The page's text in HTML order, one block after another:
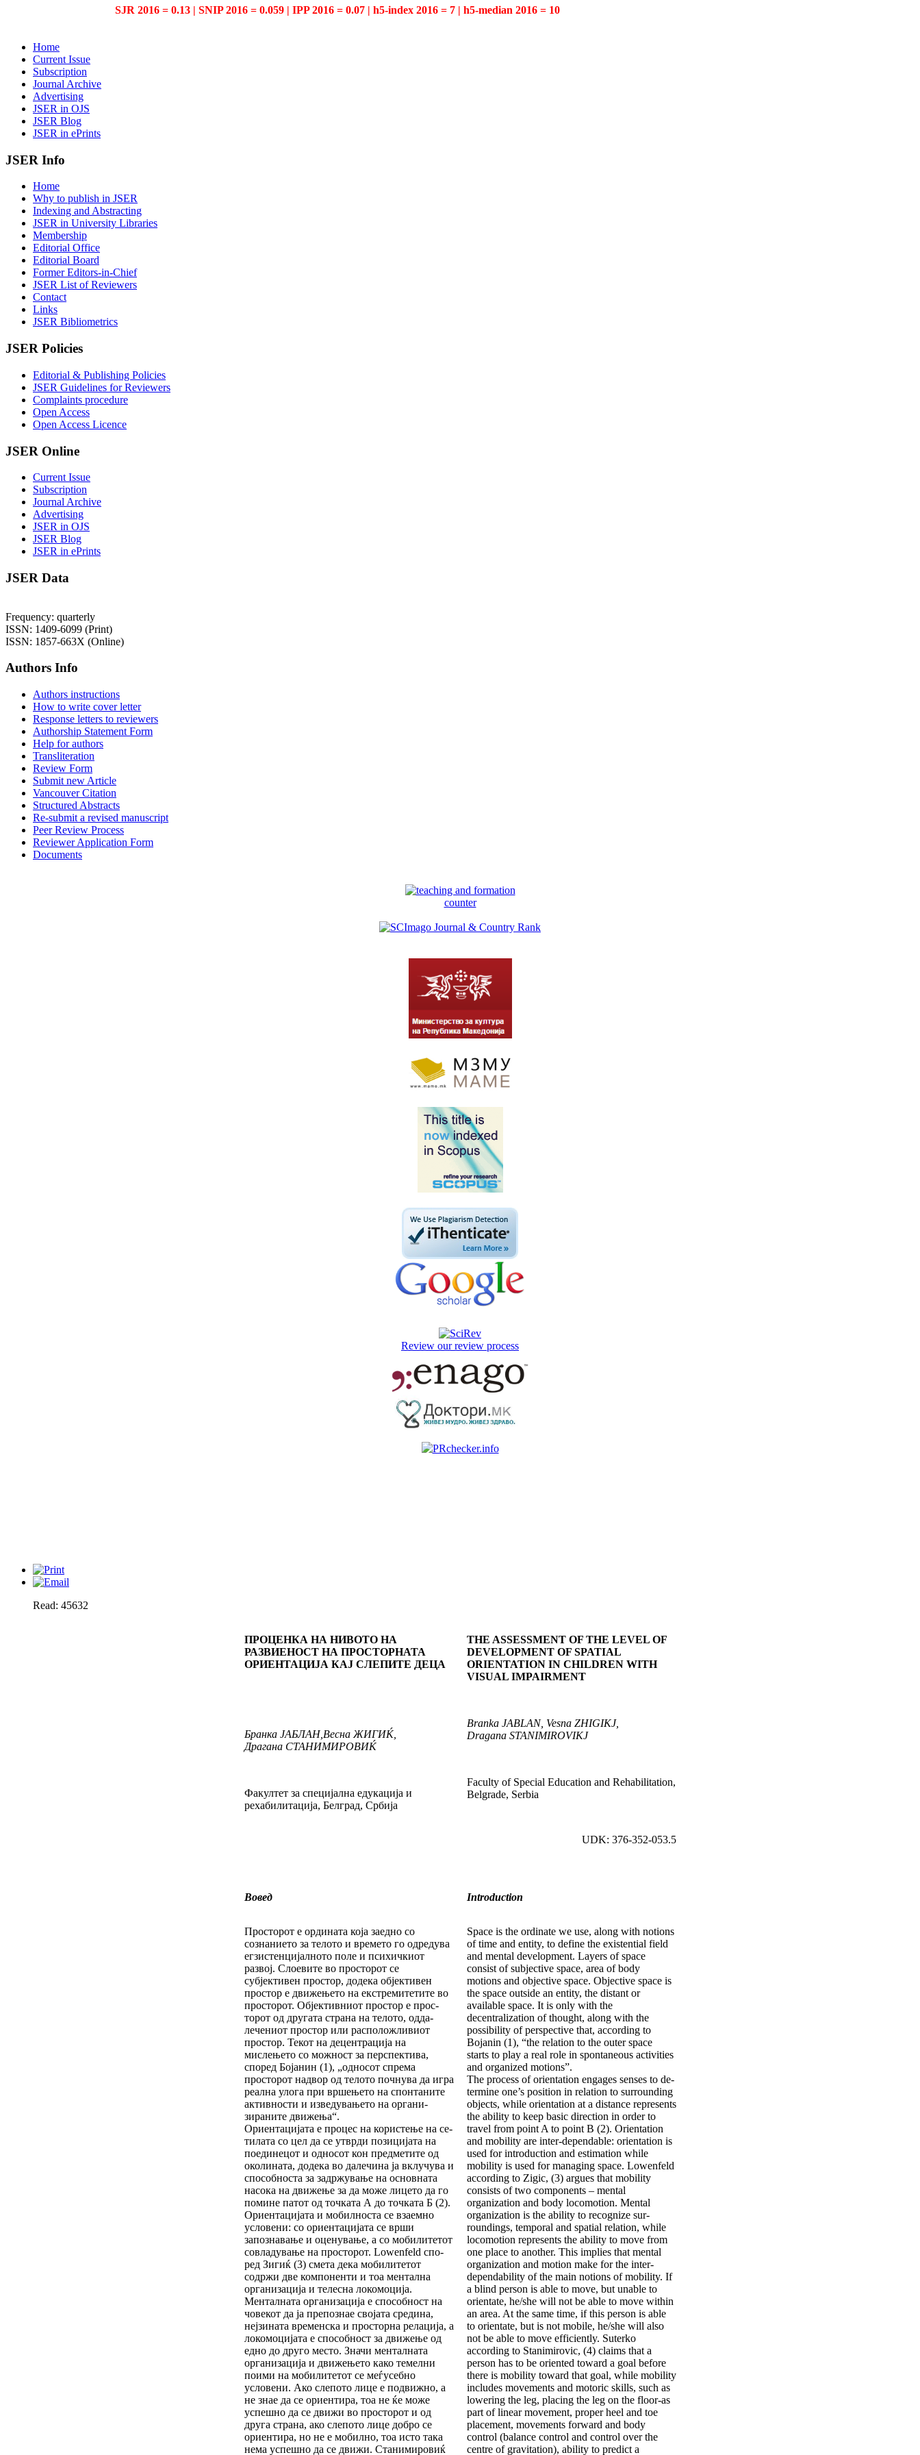
SJR 2016 = 0.13 | SNIP 2016 = 0.059 | IPP 2016 = 0.07 | h5-index 2016 = 7 | h5-median 2016 = 10
Home
Current Issue
Subscription
Journal Archive
Advertising
JSER in OJS
JSER Blog
JSER in ePrints
JSER Info
Home
Why to publish in JSER
Indexing and Abstracting
JSER in University Libraries
Membership
Editorial Office
Editorial Board
Former Editors-in-Chief
JSER List of Reviewers
Contact
Links
JSER Bibliometrics
JSER Policies
Editorial & Publishing Policies
JSER Guidelines for Reviewers
Complaints procedure
Open Access
Open Access Licence
JSER Online
Current Issue
Subscription
Journal Archive
Advertising
JSER in OJS
JSER Blog
JSER in ePrints
JSER Data
Frequency: quarterly
ISSN: 1409-6099 (Print)
ISSN: 1857-663X (Online)
Authors Info
Authors instructions
How to write cover letter
Response letters to reviewers
Authorship Statement Form
Help for authors
Transliteration
Review Form
Submit new Article
Vancouver Citation
Structured Abstracts
Re-submit a revised manuscript
Peer Review Process
Reviewer Application Form
Documents
counter
Review our review process
Read: 45632
ПРОЦЕНКА НА НИВОТО НА
РАЗВИЕНОСТ НА ПРОСТОРНАТА
ОРИЕНТАЦИЈА КАЈ СЛЕПИТЕ ДЕЦА
Бранка ЈАБЛАН, ВеснаЖИГИЌ,
Драгана СТАНИМИРОВИЌ
Факултет за специјална едукација и
рехабилитација, Белград, Србија
THE ASSESSMENT OF THE LEVEL OF
DEVELOPMENT OF SPATIAL
ORIENTATION IN CHILDREN WITH
VISUAL IMPAIRMENT
Branka JABLAN, Vesna ZHIGIKJ,
Dragana STANIMIROVIKJ
Faculty of Special Education and Rehabilitation,
Belgrade, Serbia
UDK: 376-352-053.5
Вовед Introduction
Просторот е ордината која заедно со
сознанието за телото и времето го одредува
егзистен­ци­јал­но­то поле и психичкиот
развој. Слоевите во прос­­­­торот се
субјективен простор, додека об­јек­тивен
простор е движењето на екстреми­тетите во
просторот. Објективниот простор е прос­
торот од другата страна на телото, одда­-
лечениот простор или расположливиот
прос­тор. Текот на децентрација на
мислењето со мож­ност за перспектива,
според Бојанин (1), „односот спрема
просторот надвор од телото почнува да игра
реална улога при вршењето на спонтаните
активности и изведувањето на орга­ни­
зираните движења“.
Ориентацијата е процес на користење на се­
ти­ла­та со цел да се утврди позицијата на
поедине­цот и односот кон предметите од
околината, до­де­ка во далечина ја вклучува и
способноста за задржување на основната
насока на движење за да може лицето да го
помине патот од точ­ка­та А до точката Б (2).
Ориентацијата и мобил­нос­та се взаемно
условени: со ориентацијата се врши
запознавање и оценување, а со мобили­те­тот
сов­ла­дување на просторот. Lowenfeld спо­
ред Зи­гиќ (3) смета дека мобилитетот
содржи две компоненти и тоа ментална
организација и телесна локомоција.
Менталната организација е способност на
човекот да ја препознае својата средина,
нејзината временска и просторна ре­ла­ција, а
локомоцијата е способност за движење од
едно до друго место. Значи менталната
орга­ни­зација и движењето како темелни
поими на мобилитетот се меѓусебно
условени. Ако сле­по­то лице е подвижно, а
не знае да се ориен­ти­ра, тоа не ќе може
успешно да се движи во просторот и од
друга страна, ако слепото лице добро се
ориентира, но не е мобилно, тоа исто така
нема успешно да се движи. Станимировиќ
Space is the ordinate we use, along with notions
of time and entity, to define the existential field
and mental development. Layers of space
consist of subjective space, area of body
motions and objec­tive space. Objective space is
the space outside an entity, the distant or
available space. It is only with the
decentralization of thought, along with the
possi­bility of perspective that, according to
Bojanin (1), “the relation to the outer space
starts to play a real role in spontaneous activities
and organized mo­tions”.
The process of orientation engages senses to de­
termine one’s position in relation to surrounding
objects, while orientation at a distance represents
the ability to keep basic direction in order to
travel from point A to point B (2). Orientation
and mo­bility are inter-dependable: orientation is
used for introduction and estimation while
mobility is used for managing space. Lowenfeld
according to Zigic, (3) argues that mobility
consists of two compo­nents – mental
organization and body locomotion. Mental
organization is the ability to recognize sur­
roundings, temporal and spatial relation, while
lo­comotion represents the ability to move from
one place to another. This implies that mental
organi­zation and motion make for the inter-
dependability of the main notions of mobility. If
a blind person is able to move, but unable to
orientate, he/she will not be able to move within
an area. At the same time, if this person is able
to orientate, but is not mobile, he/she will also
not be able to move effi­ciently. Suterko
according to Stanimirovic, (4) claims that a
person has to be oriented toward a goal before
there is mobility toward that goal, while mobility
includes movements and motoric skills, such as
lowering the leg, placing the leg on the floor-as
part of linear movement, proper heel and toe
placement, movements forward and body
control (balance control and control over the
centre of gravitation), ability to predict a